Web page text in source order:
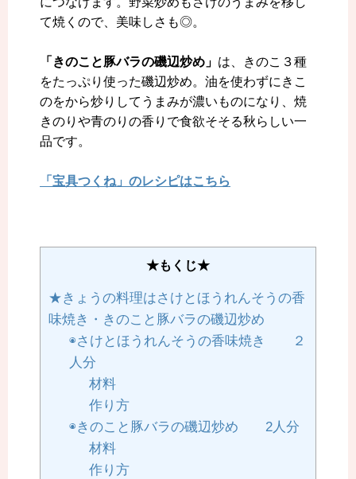
て焼くので、美味しさも◎。
「きのこと豚バラの磯辺炒め」 は、きのこ３種
をたっぷり使った磯辺炒め。油を使わずにきこ
のをから炒りしてうまみが濃いものになり、焼
きのりや青のりの香りで食欲そそる秋らしい一
品です。
「宝具つくね」のレシピはこちら
★もくじ★
★きょうの料理はさけとほうれんそうの香
味焼き・きのこと豚バラの磯辺炒め
◉さけとほうれんそうの香味焼き ２
人分
材料
作り方
◉きのこと豚バラの磯辺炒め 2人分
材料
作り方